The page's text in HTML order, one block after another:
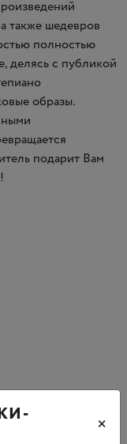
также шедевров
полностью
делясь с публикой
образы.
подарит Вам
×